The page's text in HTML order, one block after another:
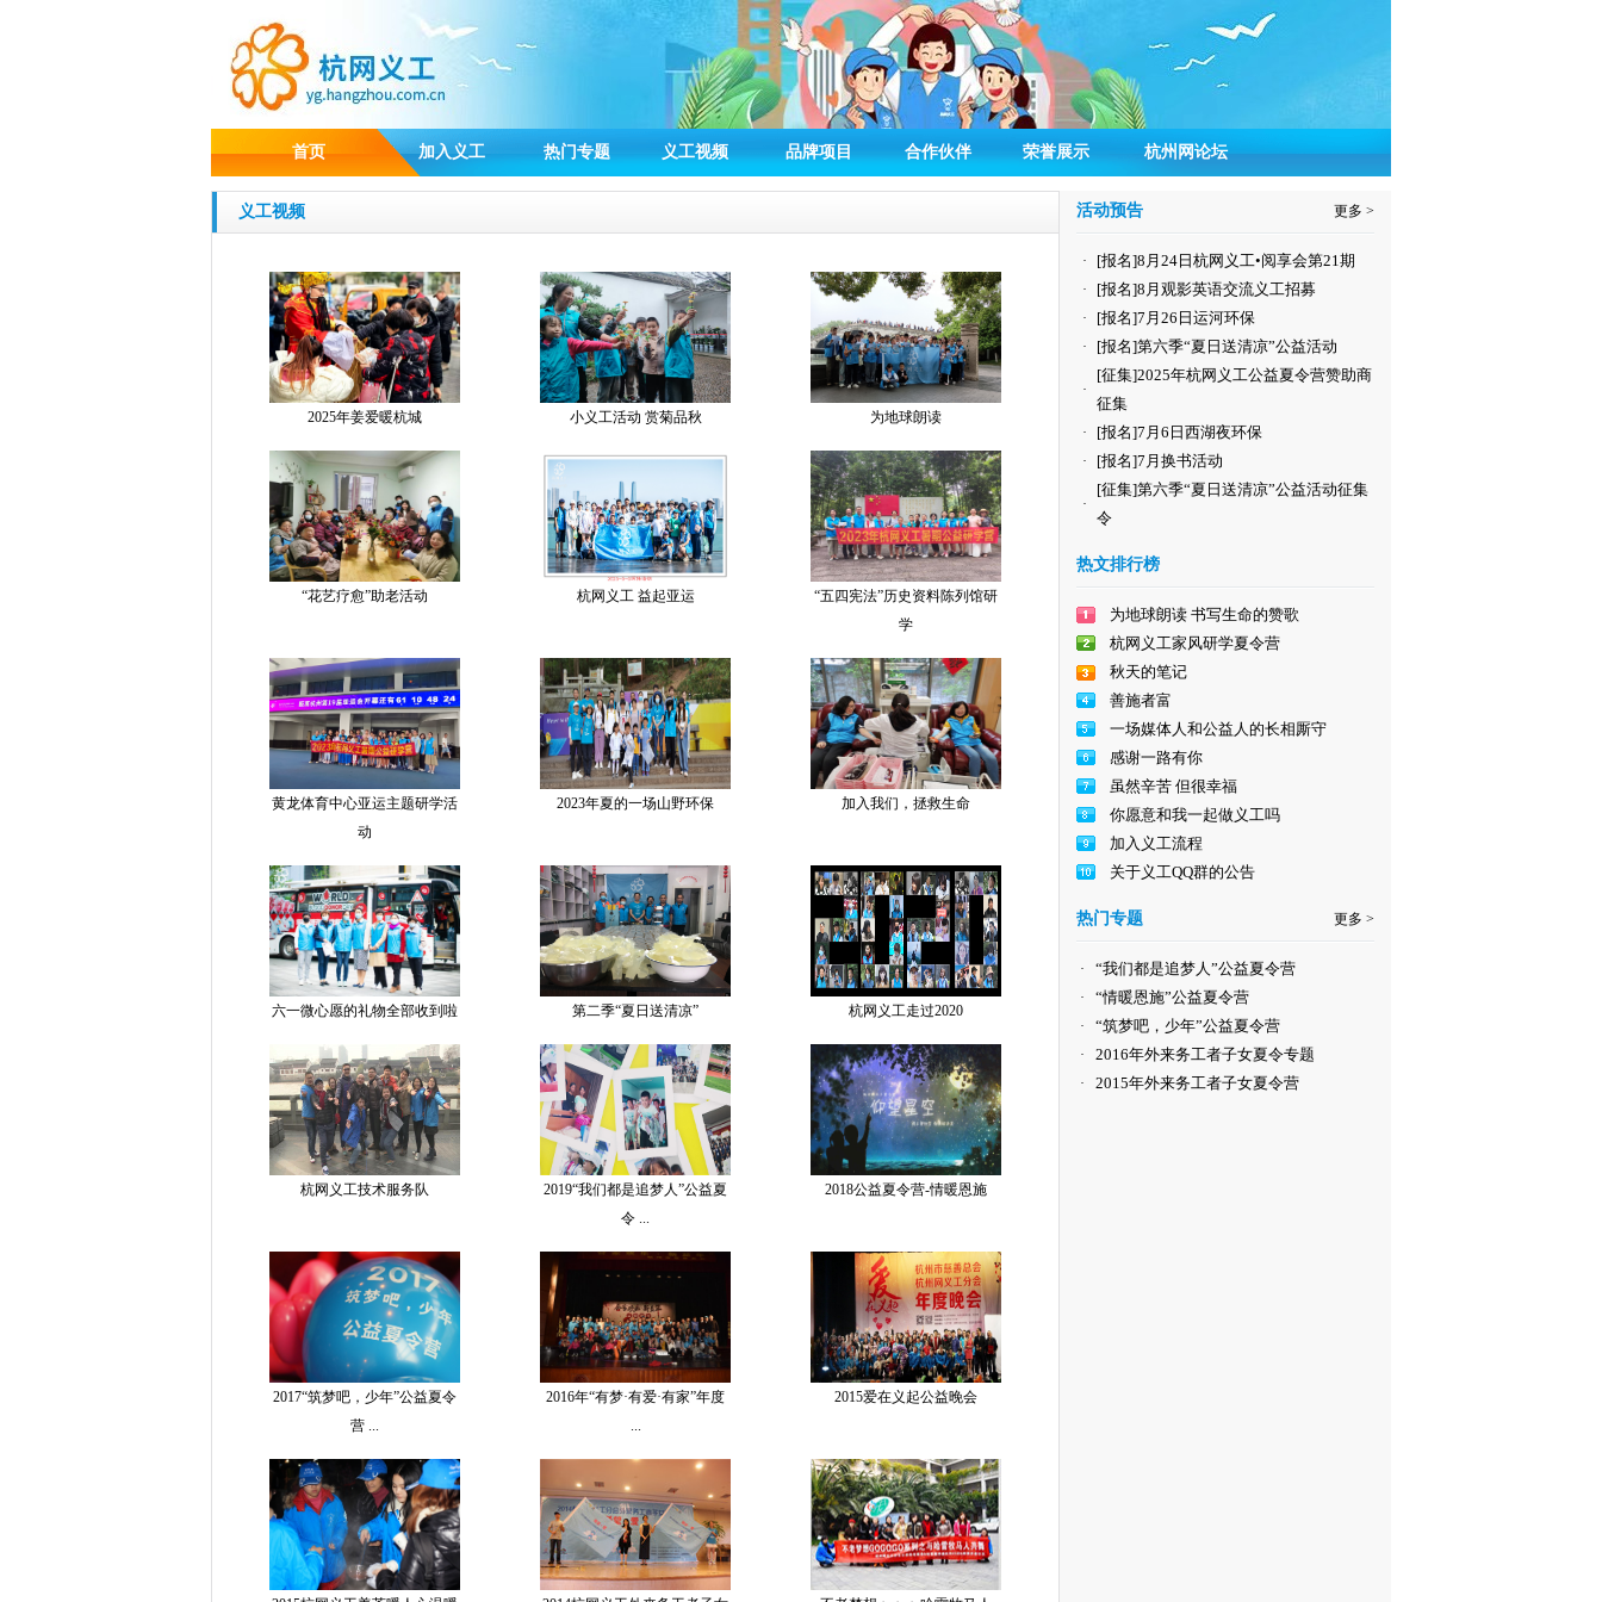
首页 加入义工 热门专题 义工视频 品牌项目 合作伙伴 荣誉展示 杭州网论坛
义工视频
2025年姜爱暖杭城 小义工活动 赏菊品秋 为地球朗读
“花艺疗愈”助老活动 杭网义工 益起亚运
“五四宪法”历史资料陈列馆研
学
黄龙体育中心亚运主题研学活
动
2023年夏的一场山野环保 加入我们，拯救生命
六一微心愿的礼物全部收到啦 第二季“夏日送清凉” 杭网义工走过2020
杭网义工技术服务队
2019“我们都是追梦人”公益夏
令 ...
2018公益夏令营-情暖恩施
2017“筑梦吧，少年”公益夏令
营 ...
2016年“有梦·有爱·有家”年度
...
2015爱在义起公益晚会
活动预告 更多 >
· [报名]8月24日杭网义工•阅享会第21期
· [报名]8月观影英语交流义工招募
· [报名]7月26日运河环保
· [报名]第六季“夏日送清凉”公益活动
·
[征集]2025年杭网义工公益夏令营赞助商
征集
· [报名]7月6日西湖夜环保
· [报名]7月换书活动
·
[征集]第六季“夏日送清凉”公益活动征集
令
热文排行榜
为地球朗读 书写生命的赞歌
杭网义工家风研学夏令营
秋天的笔记
善施者富
一场媒体人和公益人的长相厮守
感谢一路有你
虽然辛苦 但很幸福
你愿意和我一起做义工吗
加入义工流程
关于义工QQ群的公告
热门专题 更多 >
· “我们都是追梦人”公益夏令营
· “情暖恩施”公益夏令营
· “筑梦吧，少年”公益夏令营
· 2016年外来务工者子女夏令专题
· 2015年外来务工者子女夏令营